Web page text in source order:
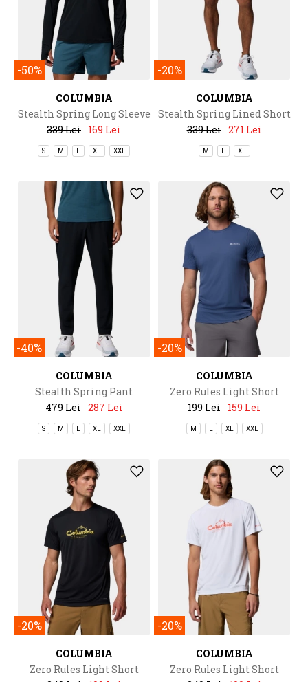
-50%
COLUMBIA
Stealth Spring Long Sleeve
Half Zip Tee
339 Lei 169 Lei
S M XL XXL
-20%
COLUMBIA
Stealth Spring Lined Short
339 Lei 271 Lei
M XL
-40%
COLUMBIA
Stealth Spring Pant
479 Lei 287 Lei
S M XL XXL
-20%
COLUMBIA
Zero Rules Light Short
Sleeve Crew
199 Lei 159 Lei
M XL XXL
-20%
COLUMBIA
Zero Rules Light Short
-20%
COLUMBIA
Zero Rules Light Short